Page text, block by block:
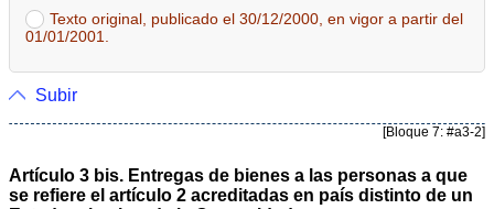
Texto original, publicado el 30/12/2000, en vigor a partir del
01/01/2001.
Subir
[Bloque 7: #a3-2]
Artículo 3 bis. Entregas de bienes a las personas a que
se refiere el artículo 2 acreditadas en país distinto de un